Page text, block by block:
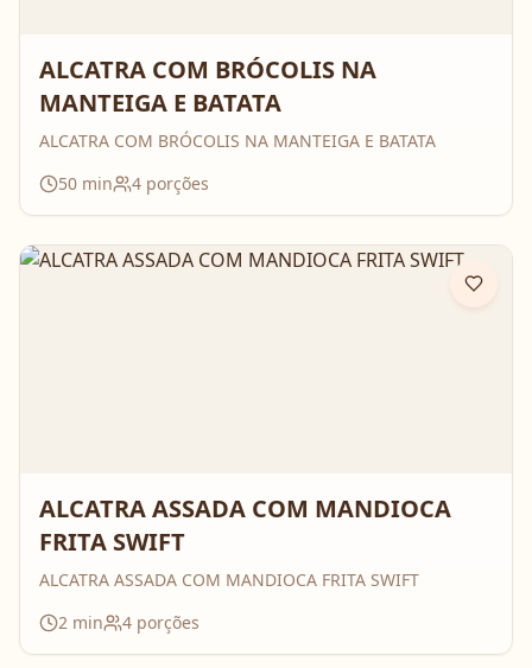
ALCATRA COM BRÓCOLIS NA
MANTEIGA E BATATA
ALCATRA COM BRÓCOLIS NA MANTEIGA E BATATA
50 min 4 porções
ALCATRA ASSADA COM MANDIOCA
FRITA SWIFT
ALCATRA ASSADA COM MANDIOCA FRITA SWIFT
2 min 4 porções